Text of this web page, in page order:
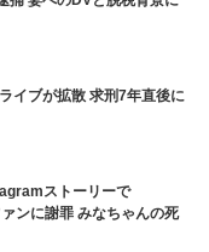
イブが拡散 求刑7年直後に
ストーリーで
ンに謝罪 みなちゃんの死